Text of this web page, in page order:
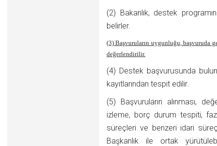
(2) Bakanlık, destek
belirler.
(3) Başvuruların uygunluğu, başvuruda
değerlendirilir.
(4) Destek başvurusunda
kayıtlarından tespit edilir.
(5) Başvuruların alınması,
izleme, borç durum tespiti,
süreçleri ve benzeri idari
Başkanlık ile ortak